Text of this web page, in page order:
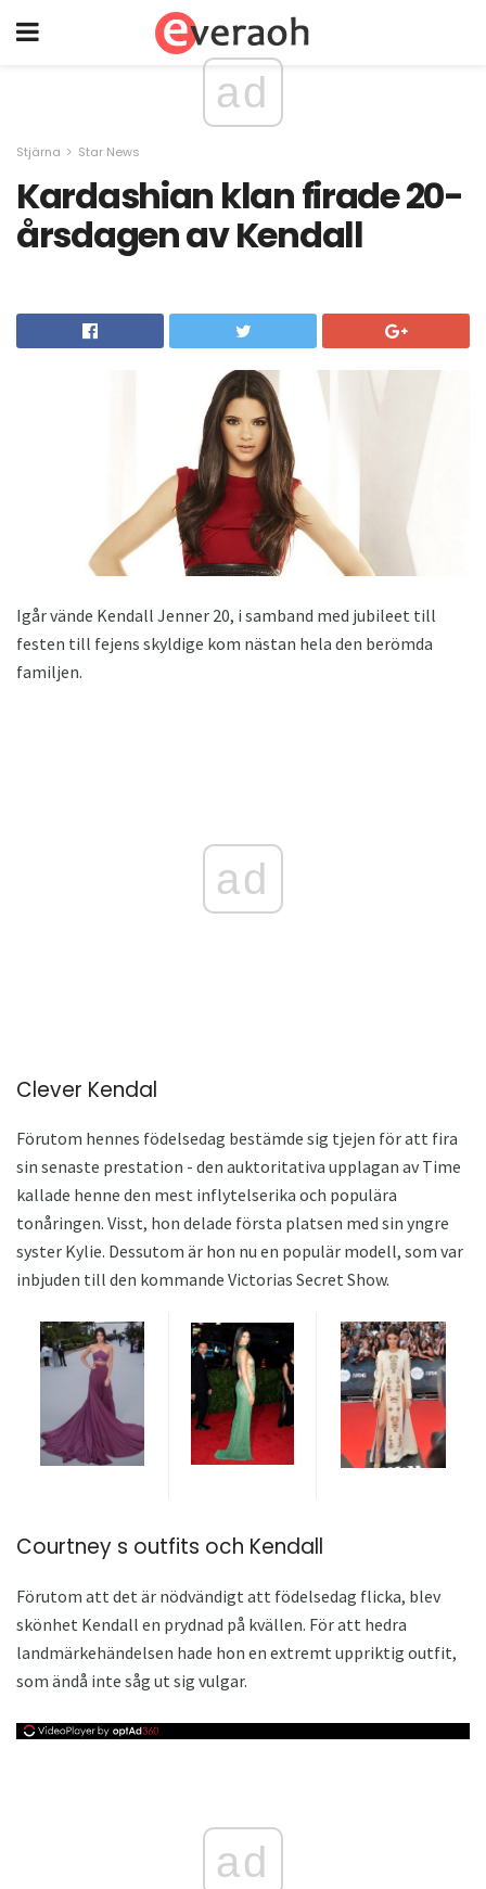
ad
Stjärna Star News
Kardashian klan firade 20-
årsdagen av Kendall
Igår vände Kendall Jenner 20, i samband med jubileet till
festen till fejens skyldige kom nästan hela den berömda
familjen.
ad
Clever Kendal
Förutom hennes födelsedag bestämde sig tjejen för att fira
sin senaste prestation - den auktoritativa upplagan av Time
kallade henne den mest inflytelserika och populära
tonåringen. Visst, hon delade första platsen med sin yngre
syster Kylie. Dessutom är hon nu en populär modell, som var
inbjuden till den kommande Victorias Secret Show.
Courtney s outfits och Kendall
Förutom att det är nödvändigt att födelsedag flicka, blev
skönhet Kendall en prydnad på kvällen. För att hedra
landmärkehändelsen hade hon en extremt uppriktig outfit,
som ändå inte såg ut sig vulgar.
ad